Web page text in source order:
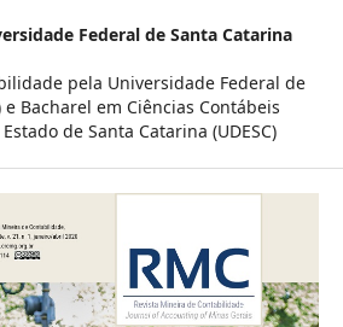
Federal de Santa Catarina
pela Universidade Federal de
e Bacharel em Ciências Contábeis
de Santa Catarina (UDESC)